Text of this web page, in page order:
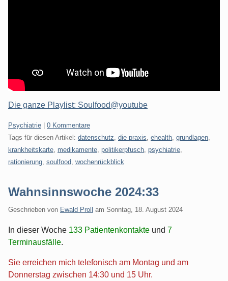
Die ganze Playlist: Soulfood@youtube
Kategorien:
Psychiatrie
0 Kommentare
Tags für diesen Artikel: datenschutz die praxis ehealth grundlagen
krankheitskarte medikamente politikerpfusch psychiatrie
rationierung soulfood wochenrückblick
Wahnsinnswoche 2024:33
Geschrieben von Ewald Proll am Sonntag, 18. August 2024
In dieser Woche 133 Patientenkontakte und 7
Terminausfälle.
Sie erreichen mich telefonisch am Montag und am
Donnerstag zwischen 14:30 und 15 Uhr.